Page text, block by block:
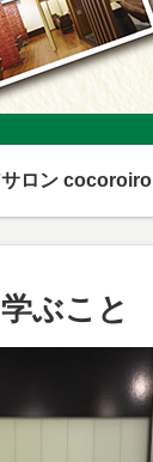
ロン cocoroiro
ぶこと